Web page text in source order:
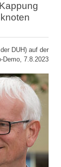
DUH) auf der
Demo, 7.8.2023